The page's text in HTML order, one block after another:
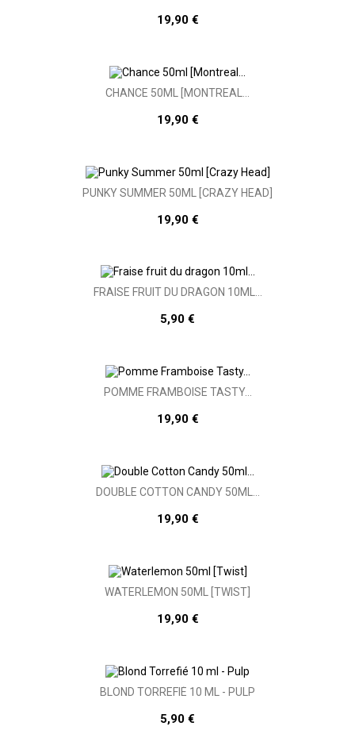
19,90 €
CHANCE 50ML [MONTREAL...
19,90 €
PUNKY SUMMER 50ML [CRAZY HEAD]
19,90 €
FRAISE FRUIT DU DRAGON 10ML...
5,90 €
POMME FRAMBOISE TASTY...
19,90 €
DOUBLE COTTON CANDY 50ML...
19,90 €
WATERLEMON 50ML [TWIST]
19,90 €
BLOND TORREFIÉ 10 ML - PULP
5,90 €